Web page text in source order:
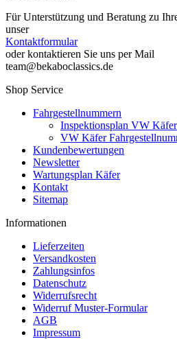
Für Unterstützung und Beratung zu
unser
Kontaktformular
oder kontaktieren Sie uns per Mail
team@bekaboclassics.de
Shop Service
Fahrgestellnummern
Inspektionsplan VW
VW Käfer
Kundenbewertungen
Newsletter
Wartungsplan Käfer
Kontakt
Sitemap
Informationen
Lieferzeiten
Versandkosten
Zahlungsinfos
Datenschutz
Widerrufsrecht
Widerruf Muster-Formular
AGB
Impressum